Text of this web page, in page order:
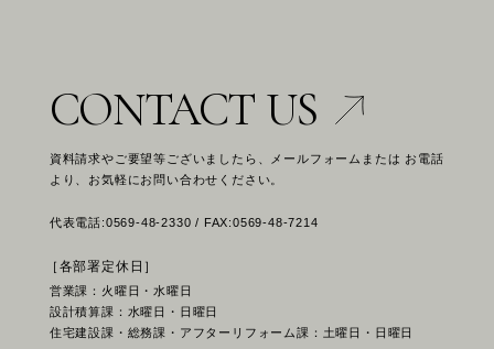
CONTACT US
資料請求やご要望等ございましたら、メールフォームまたは お電話
より、お気軽にお問い合わせください。
代表電話:0569-48-2330 / FAX:0569-48-7214
［各部署定休日］
営業課：火曜日・水曜日
設計積算課：水曜日・日曜日
住宅建設課・総務課・アフターリフォーム課：土曜日・日曜日